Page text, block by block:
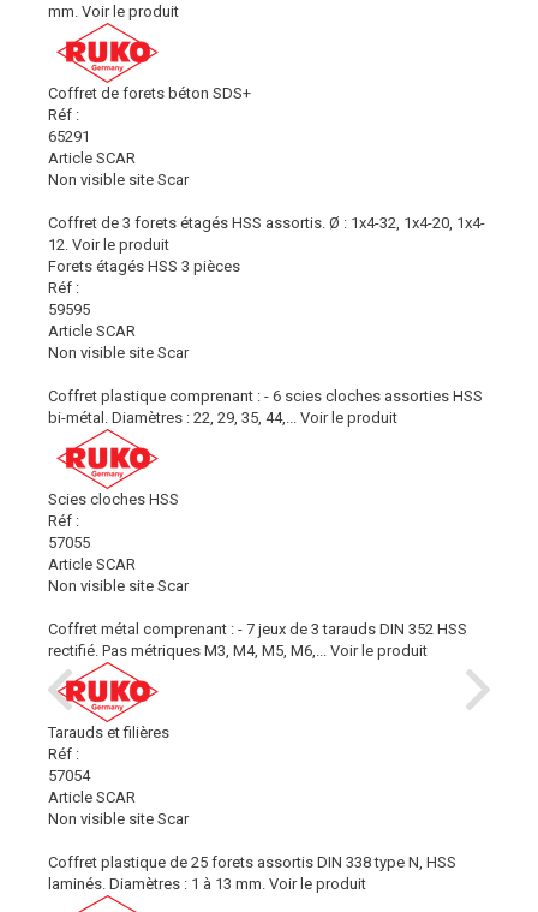
mm. Voir le produit
Coffret de forets béton SDS+
Réf :
65291
Article SCAR
Non visible site Scar
Coffret de 3 forets étagés HSS assortis. Ø : 1x4-32, 1x4-20, 1x4-
12. Voir le produit
Forets étagés HSS 3 pièces
Réf :
59595
Article SCAR
Non visible site Scar
Coffret plastique comprenant : - 6 scies cloches assorties HSS
bi-métal. Diamètres : 22, 29, 35, 44,...
Voir le produit
Scies cloches HSS
Réf :
57055
Article SCAR
Non visible site Scar
Coffret métal comprenant : - 7 jeux de 3 tarauds DIN 352 HSS
rectifié. Pas métriques M3, M4, M5, M6,...
Voir le produit
Tarauds et filières
Réf :
57054
Article SCAR
Non visible site Scar
Coffret plastique de 25 forets assortis DIN 338 type N, HSS
laminés. Diamètres : 1 à 13 mm. Voir le produit